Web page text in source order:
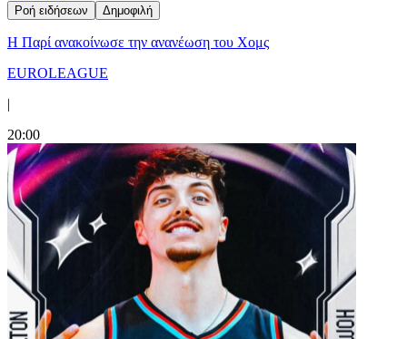
Ροή ειδήσεων Δημοφιλή
Η Παρί ανακοίνωσε την ανανέωση του Χομς
EUROLEAGUE
|
20:00